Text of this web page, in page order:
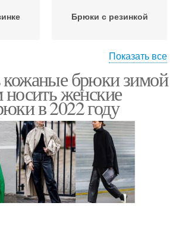
Брюки с резинкой
Джинсов с резинкой
Показать все
кожаные брюки зимой
женские
в 2022 году